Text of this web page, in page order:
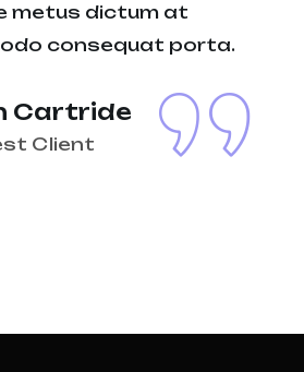
metus dictum at
consequat porta.
Cartride
Client